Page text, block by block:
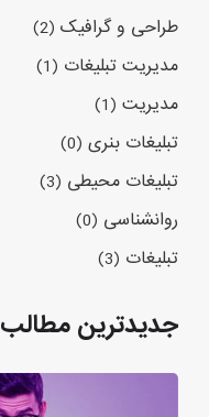
طراحی و گرافیک (2)
مدیریت تبلیغات (1)
مدیریت (1)
تبلیغات بنری (0)
تبلیغات محیطی (3)
روانشناسی (0)
تبلیغات (3)
جدیدترین مطالب